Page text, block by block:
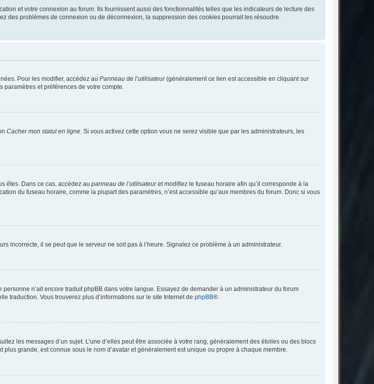
et votre connexion au forum. Ils fournissent aussi des fonctionnalités telles que les indicateurs de lecture des
des problèmes de connexion ou de déconnexion, la suppression des cookies pourrait les résoudre.
Pour les modifier, accédez au Panneau de l’utilisateur(généralement ce lien est accessible en cliquant sur
et préférences de votre compte.
Cacher mon statut en ligne . Si vous activez cette option vous ne serez visible que par les administrateurs, les
êtes. Dans ce cas, accédez au panneau de l’utilisateuret modifiez le fuseau horaire afin qu’il corresponde à la
du fuseau horaire, comme la plupart des paramètres, n’est accessible qu’aux membres du forum. Donc si vous
incorrecte, il se peut que le serveur ne soit pas à l’heure. Signalez ce problème à un administrateur.
n’ait encore traduit phpBB dans votre langue. Essayez de demander à un administrateur du forum
traduction. Vous trouverez plus d’informations sur le site Internet de phpBB®.
les messages d’un sujet. L’une d’elles peut être associée à votre rang, généralement des étoiles ou des blocs
grande, est connue sous le nom d’avatar et généralement est unique ou propre à chaque membre.